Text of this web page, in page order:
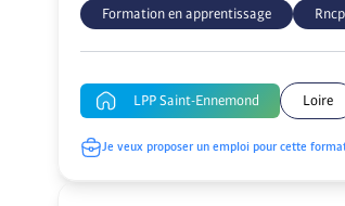
Formation en apprentissage
LPP Saint-Ennemond Loire
Je veux proposer un emploi pour cette